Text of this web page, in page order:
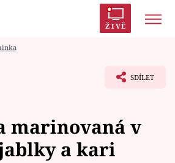
ŽIVĚ
SDÍLET
marinovaná v
a kari